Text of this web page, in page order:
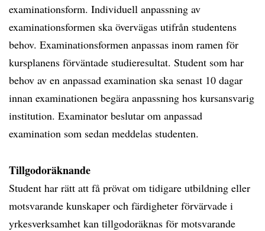
examinationsform. Individuell anpassning av
examinationsformen ska övervägas utifrån studentens
behov. Examinationsformen anpassas inom ramen för
kursplanens förväntade studieresultat. Student som har
behov av en anpassad examination ska senast 10 dagar
innan examinationen begära anpassning hos kursansvarig
institution. Examinator beslutar om anpassad
examination som sedan meddelas studenten.
Tillgodoräknande
Student har rätt att få prövat om tidigare utbildning eller
motsvarande kunskaper och färdigheter förvärvade i
yrkesverksamhet kan tillgodoräknas för motsvarande